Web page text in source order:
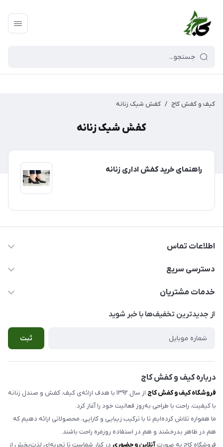
کیف و کفش کاج / کفش شیک زنانه
کفش شیک زنانه
راهنمای خرید کفش اداری زنانه
اطلاعات تماس
077-33554913-09056762436
دسترسی سریع
کفش زنانه
کیف زنانه
مدلهای تک سایز و حراجی
خدمات مشتریان
راهنمای سفارش
تماس با ما
از جدید‌ترین تخفیف‌ها با‌ خبر شوید
ثبت
درباره کیف و کفش کاج
فروشگاه کیف و کفش کاج
از سال ۱۳۹۲ با هدف ارائه‌ی کیف، کفش و صندل زنانه
با کیفیت، راحت با طراحی به‌روز فعالیت خود را آغاز کرد.
ما همواره تلاش کرده‌ایم تا با ترکیب زیبایی و کارایی، محصولاتی ارائه دهیم که
هم در ظاهر بدرخشند و هم در استفاده روزمره راحت باشند.
فروشگاه کاج به صورتآنلاین و حضوری در کنار شماست تا تجربه‌ای لذت‌بخش از